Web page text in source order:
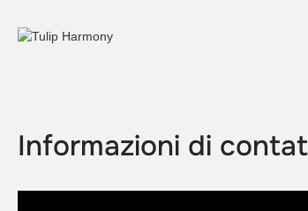
Informazioni di